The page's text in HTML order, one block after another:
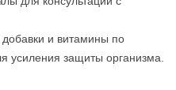
и витамины по
усиления защиты организма.